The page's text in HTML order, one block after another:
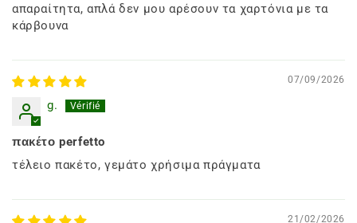
απαραίτητα, απλά δεν μου αρέσουν τα χαρτόνια με τα
κάρβουνα
07/09/2026
g.
πακέτο perfetto
τέλειο πακέτο, γεμάτο χρήσιμα πράγματα
21/02/2026